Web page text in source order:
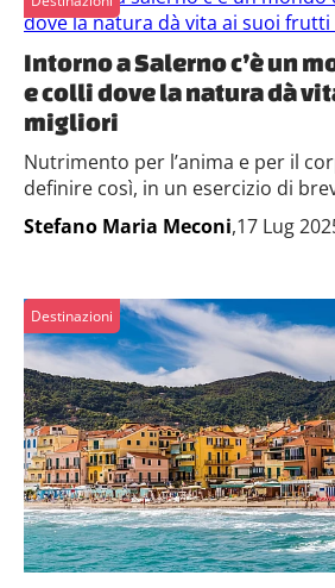
Intorno a Salerno c’è un
e colli dove la natura dà
migliori
Nutrimento per l’anima e per il
definire così, in un esercizio di
Stefano Maria Meconi,17 Lug
Destinazioni